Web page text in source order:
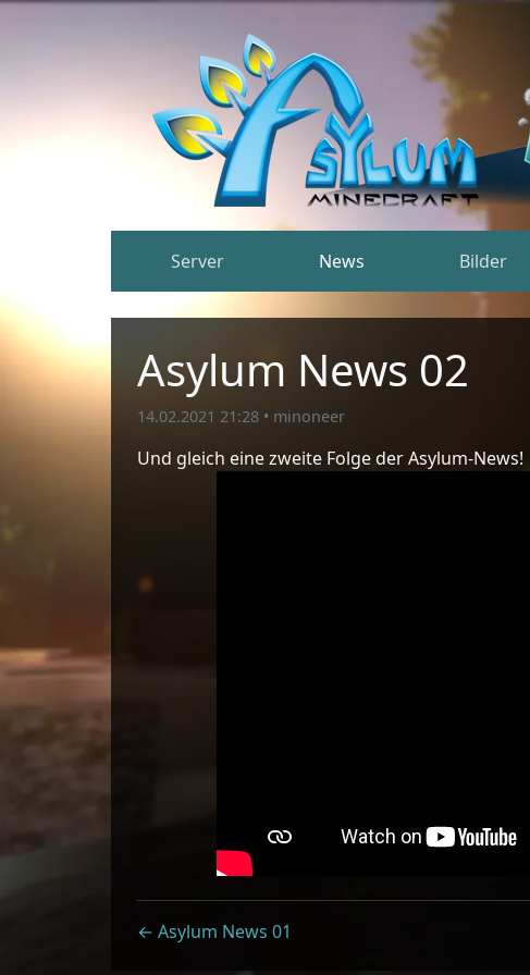
Server News Bilder
Asylum News 02
14.02.2021 21:28 • minoneer
Und gleich eine zweite Folge der Asylum-News!
← Asylum News 01